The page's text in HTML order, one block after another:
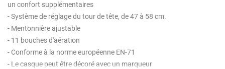
un confort supplémentaires
- Système de réglage du tour de tête, de 47 à 58 cm.
- Mentonnière ajustable
- 11 bouches d'aération
- Conforme à la norme européenne EN-71
- Le casque peut être décoré avec un marqueur